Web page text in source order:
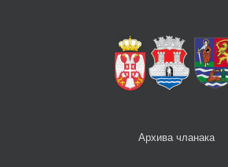
Архива чланака